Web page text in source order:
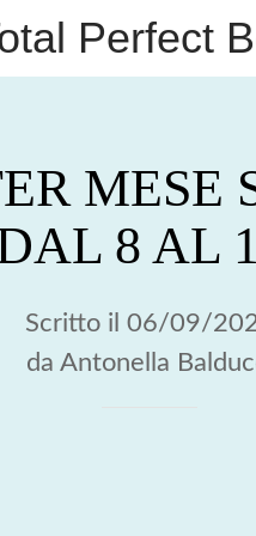
Perfect
MESE
8 AL
Scritto il 06/09/
da Antonella